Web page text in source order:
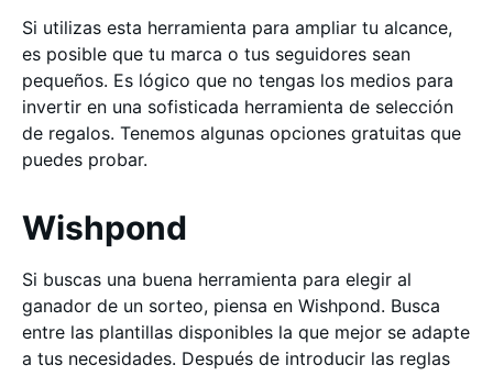
Si utilizas esta herramienta para ampliar tu alcance,
es posible que tu marca o tus seguidores sean
pequeños. Es lógico que no tengas los medios para
invertir en una sofisticada herramienta de selección
de regalos. Tenemos algunas opciones gratuitas que
puedes probar.
Wishpond
Si buscas una buena herramienta para elegir al
ganador de un sorteo, piensa en Wishpond. Busca
entre las plantillas disponibles la que mejor se adapte
a tus necesidades. Después de introducir las reglas